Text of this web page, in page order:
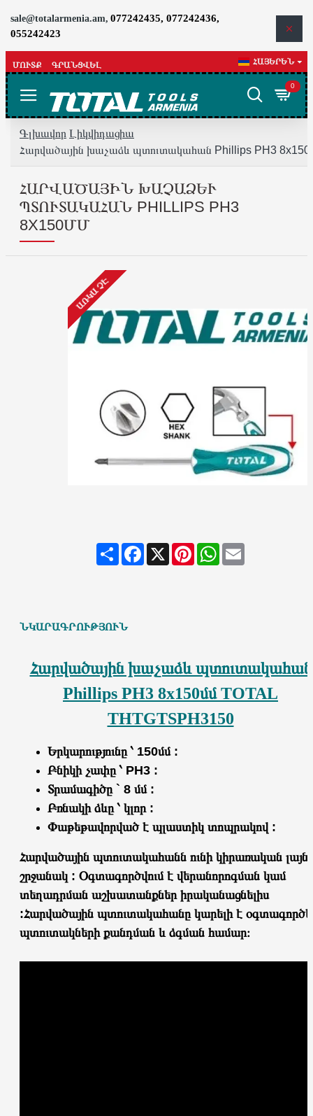
sale@totalarmenia.am, 077242435, 077242436,
055242423
ՄՈՒՏՔ ԳՐԱՆՑՎԵԼ ՀԱՅԵՐԵՆ
0
Գլխավոր Լիկվիդացիա
Հարվածային խաչաձև պտուտակահան Phillips PH3
ՀԱՐՎԱԾԱՅԻՆ ԽԱՉԱՁԵՒ Պ
ՏՈՒՏԱԿԱՀԱՆ PHILLIPS PH3 8
X150ՄՄ
ԱՌԿԱ ՉԷ
ShareFacebook
X PinterestWhatsApp
Email
ՆԿԱՐԱԳՐՈՒԹՅՈՒՆ
Հարվածային խաչաձև պտուտակահան
Phillips PH3 8x150մմ TOTAL
THTGTSPH3150
Երկարությունը ՝ 150մմ :
Բնիկի չափը ՝ PH3 :
Տրամագիծը ` 8 մմ :
Բռնակի ձևը ՝ կլոր :
Փաթեթավորված է պլաստիկ տոպրակով :
Հարվածային պտուտակահանն ունի կիրառական լայն
շրջանակ : Օգտագործվում է վերանորոգման կամ
տեղադրման աշխատանքներ իրականացնելիս
:Հարվածային պտուտակահանը կարելի է
պտուտակների քանդման և ձգման համար։